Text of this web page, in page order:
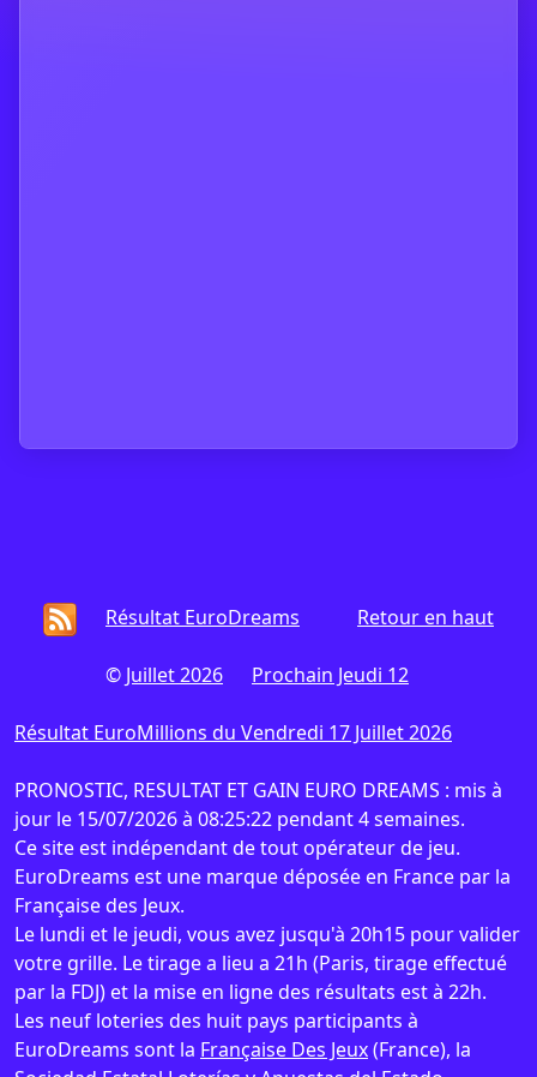
Retour en haut
Résultat EuroDreams
© Juillet 2026 Prochain Jeudi 12
Résultat EuroMillions du Vendredi 17 Juillet 2026
PRONOSTIC, RESULTAT ET GAIN EURO DREAMS : mis à
jour le 15/07/2026 à 08:25:22 pendant 4 semaines.
Ce site est indépendant de tout opérateur de jeu.
EuroDreams est une marque déposée en France par la
Française des Jeux.
Le lundi et le jeudi, vous avez jusqu'à 20h15 pour valider
votre grille. Le tirage a lieu a 21h (Paris, tirage effectué
par la FDJ) et la mise en ligne des résultats est à 22h.
Les neuf loteries des huit pays participants à
EuroDreams sont la Française Des Jeux(France), la